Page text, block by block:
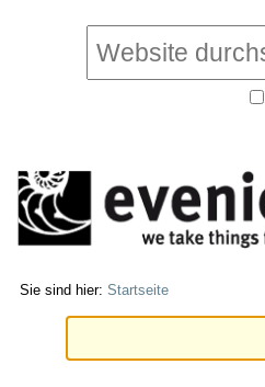
Werkzeuge
Website durchsuchen
Sie sind hier: Startseite